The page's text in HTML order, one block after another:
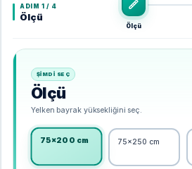
ADIM 1 / 4
Ölçü
Ölçü
ŞIMDI SEÇ
Ölçü
Yelken bayrak yüksekliğini seç.
75×200 cm 75×250 cm